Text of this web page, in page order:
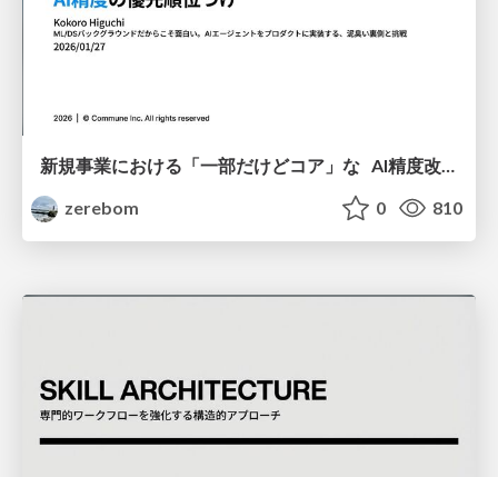
新規事業における「一部だけどコア」な AI精度改善の優先順位づけ
zerebom
0 810